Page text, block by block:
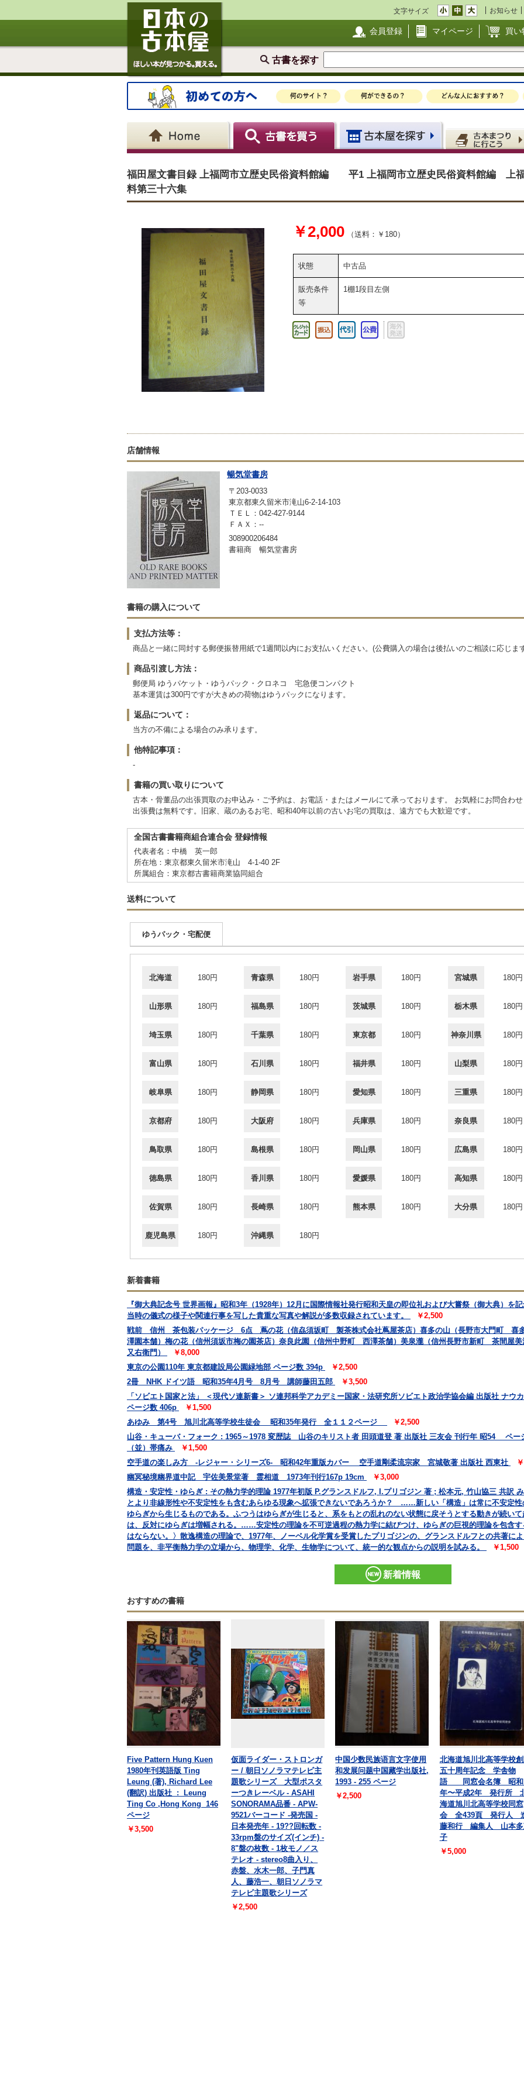
文字サイズ お知らせ
会員登録 マイページ 買い
古書を探す
福田屋文書目録 上福岡市立歴史民俗資料館編 平1 上福岡市立歴史民俗資料館編
料第三十六集
￥2,000 （送料：￥180）
状態 中古品
販売条件
等
1棚1段目左側
店舗情報
暢気堂書房
〒203-0033
東京都東久留米市滝山6-2-14-103
ＴＥＬ：042-427-9144
ＦＡＸ：--
308900206484
書籍商 暢気堂書房
書籍の購入について
支払方法等：
商品と一緒に同封する郵便振替用紙で1週間以内にお支払いください。(公費購入の場合は後払いのご相談に応じま
商品引渡し方法：
郵便局 ゆうパケット・ゆうパック・クロネコ 宅急便コンパクト
基本運賃は300円ですが大きめの荷物はゆうパックになります。
返品について：
当方の不備による場合のみ承ります。
他特記事項：
-
書籍の買い取りについて
古本・骨董品の出張買取のお申込み・ご予約は、お電話・またはメールにて承っております。 お気軽にお問合わ
出張費は無料です。旧家、蔵のあるお宅、昭和40年以前の古いお宅の買取は、遠方でも大歓迎です。
全国古書書籍商組合連合会 登録情報
代表者名：中橋 英一郎
所在地：東京都東久留米市滝山 4-1-40 2F
所属組合：東京都古書籍商業協同組合
送料について
ゆうパック・宅配便
北海道 180円 青森県 180円 岩手県 180円 宮城県 180円
山形県 180円 福島県 180円 茨城県 180円 栃木県 180円
埼玉県 180円 千葉県 180円 東京都 180円 神奈川県 180円
富山県 180円 石川県 180円 福井県 180円 山梨県 180円
岐阜県 180円 静岡県 180円 愛知県 180円 三重県 180円
京都府 180円 大阪府 180円 兵庫県 180円 奈良県 180円
鳥取県 180円 島根県 180円 岡山県 180円 広島県 180円
徳島県 180円 香川県 180円 愛媛県 180円 高知県 180円
佐賀県 180円 長崎県 180円 熊本県 180円 大分県 180円
鹿児島県 180円 沖縄県 180円
新着書籍
『御大典記念号 世界画報』昭和3年（1928年）12月に国際情報社発行昭和天皇の即位礼および大嘗祭（御大典）を
当時の儀式の様子や関連行事を写した貴重な写真や解説が多数収録されています。
￥2,500
戦前 信州 茶包装パッケージ 6点 蔦の花（信劦須坂町 製茶株式会社蔦屋茶店）喜多の山（長野市大門町 喜
澤園本舗）梅の花（信州須坂市梅の園茶店）奈良此園（信州中野町 西澤茶舗）美泉瀧（信州長野市新町 茶間屋
又右衛門）
￥8,000
東京の公園110年 東京都建設局公園緑地部 ページ数 394p
￥2,500
2冊 NHK ドイツ語 昭和35年4月号 8月号 講師藤田五郎
￥3,500
「ソビエト国家と法」 ＜現代ソ連新書＞ ソ連邦科学アカデミー国家・法研究所ソビエト政治学協会編 出版社 ナウ
ページ数 406p
￥1,500
あゆみ 第4号 旭川北高等学校生徒会 昭和35年発行 全１１２ページ
￥2,500
山谷・キューバ・フォーク : 1965～1978 変歴誌 山谷のキリスト者 田頭道登 著 出版社 三友会 刊行年 昭54 ペー
（並）帯痛み
￥1,500
空手道の楽しみ方 -レジャー・シリーズ6- 昭和42年重版カバー 空手道剛柔流宗家 宮城敬著 出版社 西東社
幽冥秘境幽界道中記 宇佐美景堂著 霊相道 1973年刊行167p 19cm
￥3,000
構造・安定性・ゆらぎ : その熱力学的理論 1977年初版 P.グランスドルフ, I.プリゴジン 著 ; 松本元, 竹山協三 共訳
とより非線形性や不安定性をも含むあらゆる現象へ拡張できないであろうか？ ……新しい「構造」は常に不安定性
ゆらぎから生じるものである。ふつうはゆらぎが生じると、系をもとの乱れのない状態に戻そうとする動きが続い
は、反対にゆらぎは増幅される。……安定性の理論を不可逆過程の熱力学に結びつけ、ゆらぎの巨視的理論を包含
はならない。〉散逸構造の理論で、1977年、ノーベル化学賞を受賞したプリゴジンの、グランスドルフとの共著に
問題を、非平衡熱力学の立場から、物理学、化学、生物学について、統一的な観点からの説明を試みる。
￥1,500
新着情報
おすすめの書籍
Five Pattern Hung Kuen
1980年刊英語版 Ting
Leung (著), Richard Lee
(翻訳) 出版社 ‏ : ‎ Leung
Ting Co ,Hong Kong ‎ 146
ページ
￥3,500
仮面ライダー・ストロンガ
ー / 朝日ソノラマテレビ主
題歌シリーズ 大型ポスタ
ーつきレーベル - ASAHI
SONORAMA品番 - APW-
9521バーコード -発売国 -
日本発売年 - 19??回転数 -
33rpm盤のサイズ(インチ) -
8"盤の枚数 - 1枚モノ／ス
テレオ - stereo8曲入り、
赤盤、水木一郎、子門真
人、藤浩一、朝日ソノラマ
テレビ主題歌シリーズ
￥2,500
中国少数民族语言文字使用
和发展问题中国藏学出版社,
1993 - 255 ページ
￥2,500
北海道旭川北高等学校
五十周年記念 学舎物
語 同窓会名簿 昭和
年〜平成2年 発行所
海道旭川北高等学校同窓
会 全439頁 発行人
藤和行 編集人 山本多
子
￥5,000